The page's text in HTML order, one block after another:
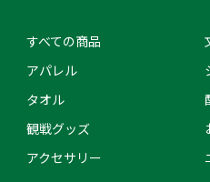
すべての商品
アパレル
タオル
観戦グッズ
アクセサリー